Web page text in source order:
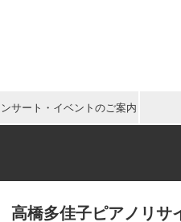
サート・イベントのご案内
橋多佳子ピアノリサ